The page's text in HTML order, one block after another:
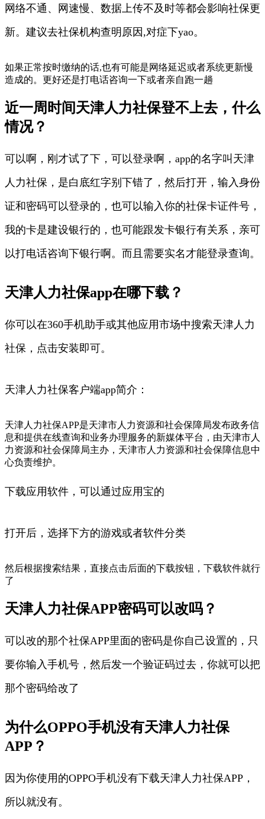
网络不通、网速慢、数据上传不及时等都会影响社保更
新。建议去社保机构查明原因,对症下yao。
如果正常按时缴纳的话,也有可能是网络延迟或者系统更新慢
造成的。更好还是打电话咨询一下或者亲自跑一趟
近一周时间天津人力社保登不上去，什么
情况？
可以啊，刚才试了下，可以登录啊，app的名字叫天津
人力社保，是白底红字别下错了，然后打开，输入身份
证和密码可以登录的，也可以输入你的社保卡证件号，
我的卡是建设银行的，也可能跟发卡银行有关系，亲可
以打电话咨询下银行啊。而且需要实名才能登录查询。
天津人力社保app在哪下载？
你可以在360手机助手或其他应用市场中搜索天津人力
社保，点击安装即可。
天津人力社保客户端app简介：
天津人力社保APP是天津市人力资源和社会保障局发布政务信
息和提供在线查询和业务办理服务的新媒体平台，由天津市人
力资源和社会保障局主办，天津市人力资源和社会保障信息中
心负责维护。
下载应用软件，可以通过应用宝的
打开后，选择下方的游戏或者软件分类
然后根据搜索结果，直接点击后面的下载按钮，下载软件就行
了
天津人力社保APP密码可以改吗？
可以改的那个社保APP里面的密码是你自己设置的，只
要你输入手机号，然后发一个验证码过去，你就可以把
那个密码给改了
为什么OPPO手机没有天津人力社保
APP？
因为你使用的OPPO手机没有下载天津人力社保APP，
所以就没有。